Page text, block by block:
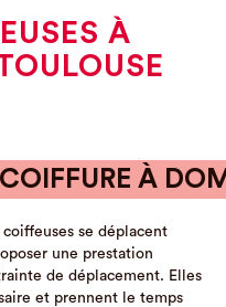
À
COIFFURE À
se déplacent
une prestation
de déplacement. Elles
et prennent le temps